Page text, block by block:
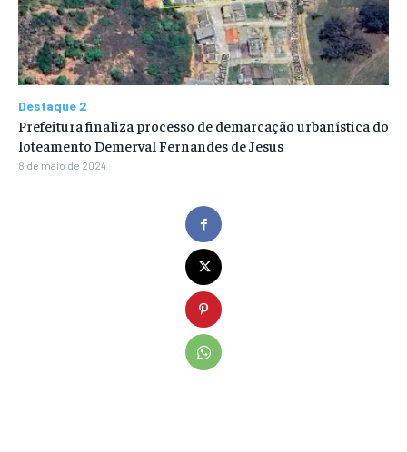
Destaque 2
Prefeitura finaliza processo de demarcação urbanística do
loteamento Demerval Fernandes de Jesus
8 de maio de 2024